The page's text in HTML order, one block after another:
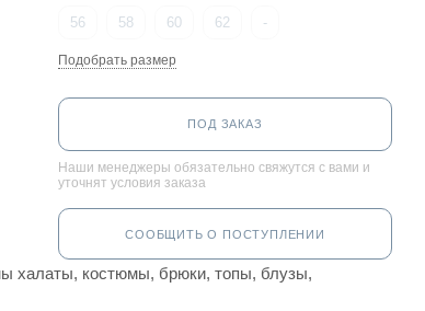
56 58 60 62 -
Подобрать размер
ПОД ЗАКАЗ
Наши менеджеры обязательно свяжутся с вами и
уточнят условия заказа
СООБЩИТЬ О ПОСТУПЛЕНИИ
халаты, костюмы, брюки, топы, блузы,